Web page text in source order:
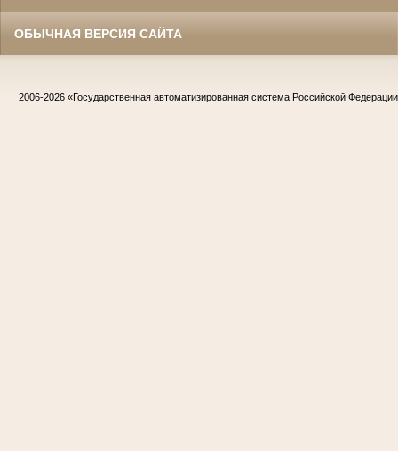
ОБЫЧНАЯ ВЕРСИЯ САЙТА
2006-2026 «Государственная автоматизированная система Российской